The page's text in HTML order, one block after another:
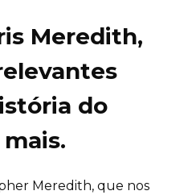
Meredith,
do
Meredith, que nos